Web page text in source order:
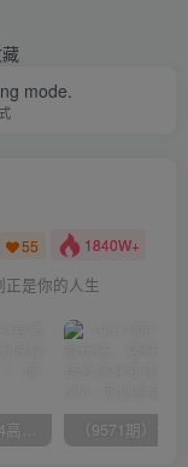
mode.
55 1840W+
是你的人生
（10150期）2024高考项目野路子玩法，无限裂变，最高一天1W＋！